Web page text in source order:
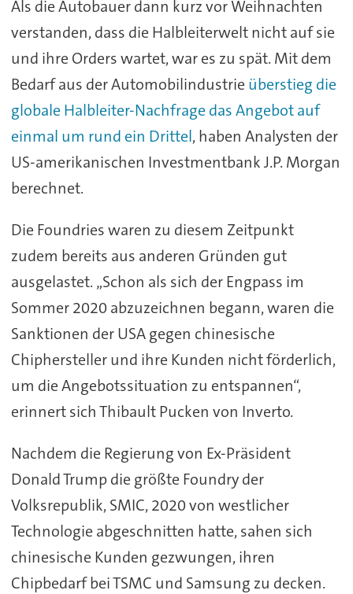
Als die Autobauer dann kurz vor Weihnachten
verstanden, dass die Halbleiterwelt nicht auf sie
und ihre Orders wartet, war es zu spät. Mit dem
Bedarf aus der Automobilindustrie überstieg die
globale Halbleiter-Nachfrage das Angebot auf
einmal um rund ein Drittel, haben Analysten der
US-amerikanischen Investmentbank J.P. Morgan
berechnet.
Die Foundries waren zu diesem Zeitpunkt
zudem bereits aus anderen Gründen gut
ausgelastet. „Schon als sich der Engpass im
Sommer 2020 abzuzeichnen begann, waren die
Sanktionen der USA gegen chinesische
Chiphersteller und ihre Kunden nicht förderlich,
um die Angebotssituation zu entspannen“,
erinnert sich Thibault Pucken von Inverto.
Nachdem die Regierung von Ex-Präsident
Donald Trump die größte Foundry der
Volksrepublik, SMIC, 2020 von westlicher
Technologie abgeschnitten hatte, sahen sich
chinesische Kunden gezwungen, ihren
Chipbedarf bei TSMC und Samsung zu decken.